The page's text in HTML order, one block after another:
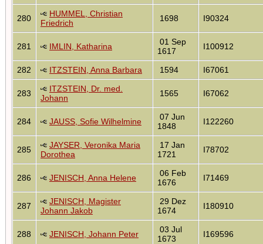
280
HUMMEL, Christian
Friedrich
1698 I90324
281 IMLIN, Katharina
01 Sep
1617
I100912
282 ITZSTEIN, Anna Barbara 1594 I67061
283
ITZSTEIN, Dr. med.
Johann
1565 I67062
284 JAUSS, Sofie Wilhelmine
07 Jun
1848
I122260
285
JAYSER, Veronika Maria
Dorothea
17 Jan
1721
I78702
286 JENISCH, Anna Helene
06 Feb
1676
I71469
287
JENISCH, Magister
Johann Jakob
29 Dez
1674
I180910
288 JENISCH, Johann Peter
03 Jul
1673
I169596